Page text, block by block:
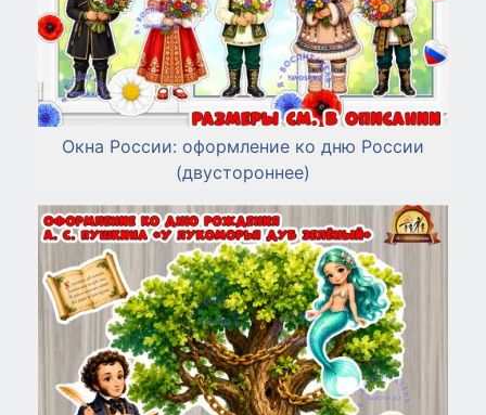
Окна России: оформление ко дню России
(двустороннее)